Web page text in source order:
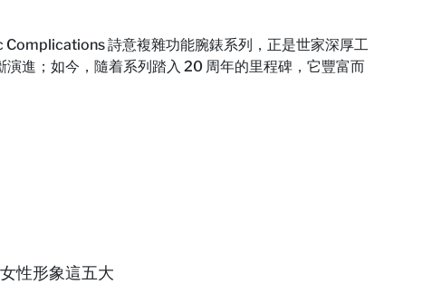
詩意複雜功能腕錶系列，正是世家深厚工
進；如今，隨着系列踏入 20 周年的里程碑，它豐富而
性形象這五大